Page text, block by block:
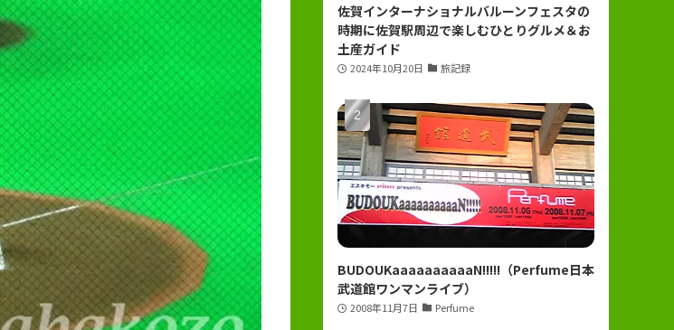
佐賀インターナショナルバルーンフェスタの
時期に佐賀駅周辺で楽しむひとりグルメ＆お
土産ガイド
2024年10月20日 旅記録
BUDOUKaaaaaaaaaaN!!!!!（Perfume日本
武道館ワンマンライブ）
2008年11月7日 Perfume